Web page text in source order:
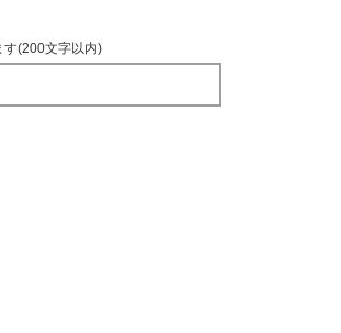
す(200文字以内)